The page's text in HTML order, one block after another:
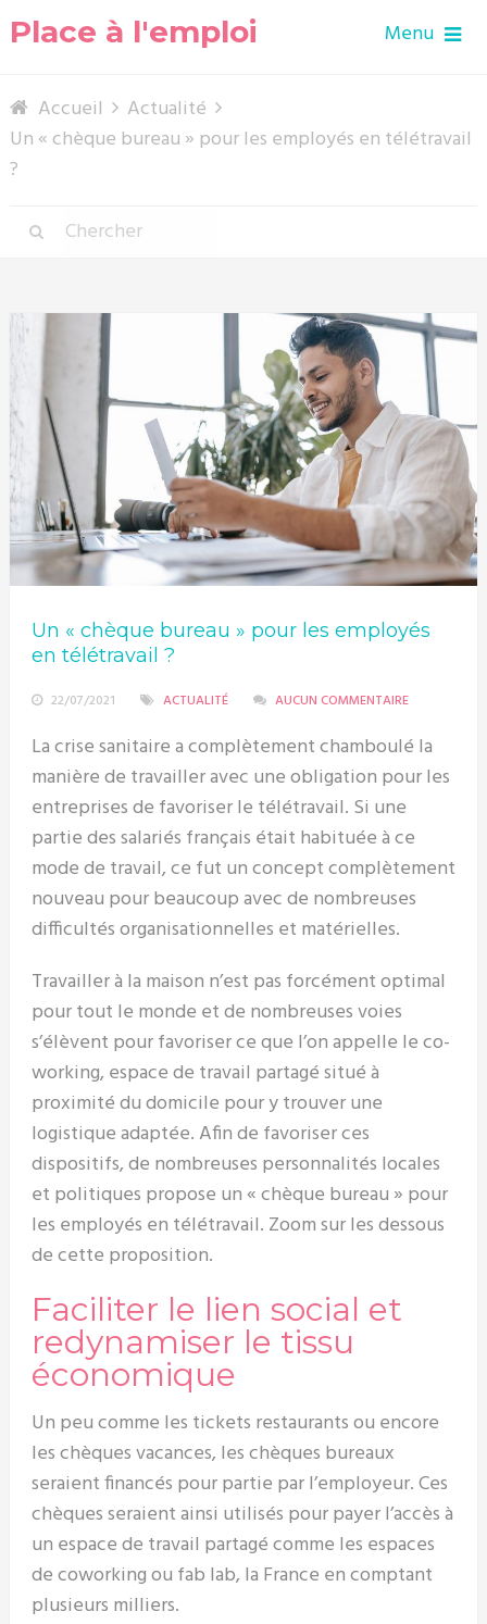
Place à l'emploi Menu
Accueil
Actualité
Un « chèque bureau » pour les employés en télétravail
?
Un « chèque bureau » pour les employés
en télétravail ?
22/07/2021 ACTUALITÉ AUCUN COMMENTAIRE
La crise sanitaire a complètement chamboulé la
manière de travailler avec une obligation pour les
entreprises de favoriser le télétravail. Si une
partie des salariés français était habituée à ce
mode de travail, ce fut un concept complètement
nouveau pour beaucoup avec de nombreuses
difficultés organisationnelles et matérielles.
Travailler à la maison n’est pas forcément optimal
pour tout le monde et de nombreuses voies
s’élèvent pour favoriser ce que l’on appelle le co-
working, espace de travail partagé situé à
proximité du domicile pour y trouver une
logistique adaptée. Afin de favoriser ces
dispositifs, de nombreuses personnalités locales
et politiques propose un « chèque bureau » pour
les employés en télétravail. Zoom sur les dessous
de cette proposition.
Faciliter le lien social et
redynamiser le tissu
économique
Un peu comme les tickets restaurants ou encore
les chèques vacances, les chèques bureaux
seraient financés pour partie par l’employeur. Ces
chèques seraient ainsi utilisés pour payer l’accès à
un espace de travail partagé comme les espaces
de coworking ou fab lab, la France en comptant
plusieurs milliers.